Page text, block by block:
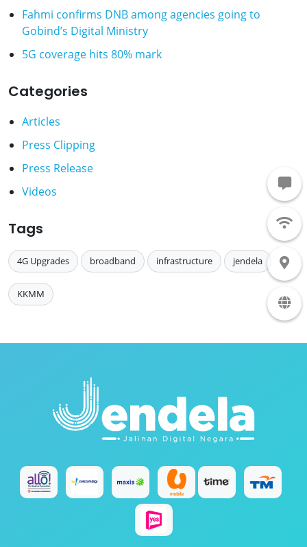
Fahmi confirms DNB among agencies going to
Gobind’s Digital Ministry
5G coverage hits 80% mark
Categories
Articles
Press Clipping
Press Release
Videos
Tags
4G Upgrades broadband infrastructure jendela
KKMM